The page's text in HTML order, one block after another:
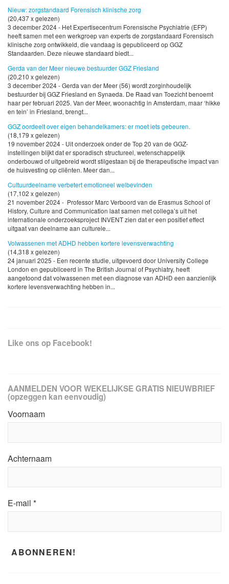
Nieuw: zorgstandaard Forensisch klinische zorg
(20,437 x gelezen)
3 december 2024 - Het Expertisecentrum Forensische Psychiatrie (EFP)
heeft samen met een werkgroep van experts de zorgstandaard Forensisch
klinische zorg ontwikkeld, die vandaag is gepubliceerd op GGZ
Standaarden. Deze nieuwe standaard biedt...
Gerda van der Meer nieuwe bestuurder GGZ Friesland
(20,210 x gelezen)
3 december 2024 - Gerda van der Meer (56) wordt zorginhoudelijk
bestuurder bij GGZ Friesland en Synaeda. De Raad van Toezicht benoemt
haar per februari 2025. Van der Meer, woonachtig in Amsterdam, maar ‘hikke
en tein’ in Friesland, brengt...
GGZ oordeelt over eigen behandelkamers: er moet iets gebeuren.
(18,179 x gelezen)
19 november 2024 - Uit onderzoek onder de Top 20 van de GGZ-
instellingen blijkt dat er sporadisch structureel, wetenschappelijk
onderbouwd of uitgebreid wordt stilgestaan bij de therapeutische impact van
de huisvesting op cliënten. Meer dan...
Cultuurdeelname verbetert emotioneel welbevinden
(17,102 x gelezen)
21 november 2024 - Professor Marc Verboord van de Erasmus School of
History, Culture and Communication laat samen met collega’s uit het
internationale onderzoeksproject INVENT zien dat er een positief effect
uitgaat van deelname aan culturele...
Volwassenen met ADHD hebben kortere levensverwachting
(14,318 x gelezen)
24 januari 2025 - Een recente studie, uitgevoerd door University College
London en gepubliceerd in The British Journal of Psychiatry, heeft
aangetoond dat volwassenen met een diagnose van ADHD een aanzienlijk
kortere levensverwachting hebben in...
Like ons op Facebook!
AANMELDEN VOOR WEKELIJKSE GRATIS NIEUWBRIEF
(opzeggen kan eenvoudig)
Voornaam
Achternaam
E-mail *